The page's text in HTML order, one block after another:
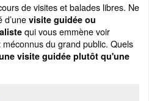
de visites et balades libres. Ne
visite guidée ou
qui vous emmène voir
du grand public. Quels
visite guidée plutôt qu'une